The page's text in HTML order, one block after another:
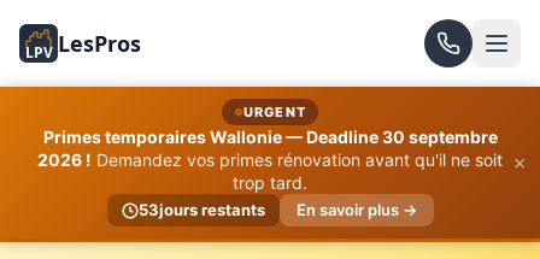
LPV LesPros
URGENT
Primes temporaires Wallonie — Deadline 30 septembre
2026 ! Demandez vos primes rénovation avant qu'il ne soit
trop tard.
53jours restants En savoir plus →
×